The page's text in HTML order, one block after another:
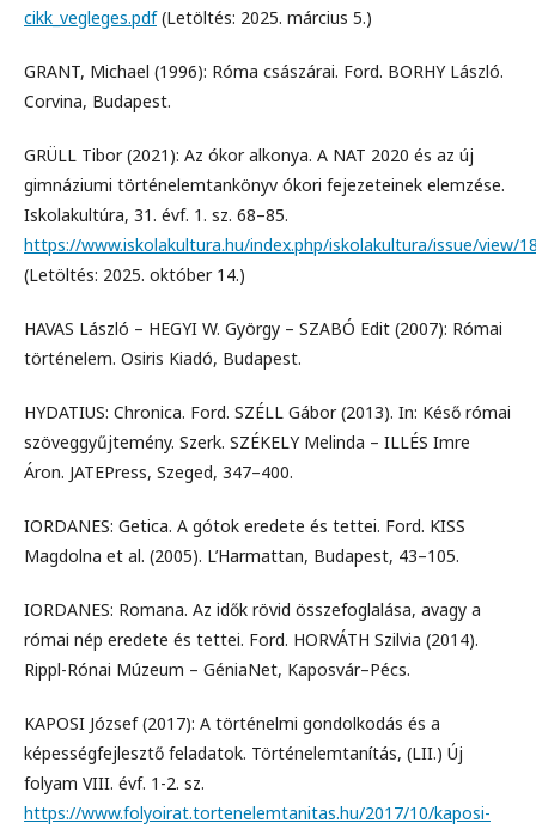
cikk_vegleges.pdf(Letöltés: 2025. március 5.)
GRANT, Michael (1996): Róma császárai. Ford. BORHY László.
Corvina, Budapest.
GRÜLL Tibor (2021): Az ókor alkonya. A NAT 2020 és az új
gimnáziumi történelemtankönyv ókori fejezeteinek elemzése.
Iskolakultúra, 31. évf. 1. sz. 68–85.
https://www.iskolakultura.hu/index.php/iskolakultura/issue/view/
(Letöltés: 2025. október 14.)
HAVAS László – HEGYI W. György – SZABÓ Edit (2007): Római
történelem. Osiris Kiadó, Budapest.
HYDATIUS: Chronica. Ford. SZÉLL Gábor (2013). In: Késő római
szöveggyűjtemény. Szerk. SZÉKELY Melinda – ILLÉS Imre
Áron. JATEPress, Szeged, 347–400.
IORDANES: Getica. A gótok eredete és tettei. Ford. KISS
Magdolna et al. (2005). L’Harmattan, Budapest, 43–105.
IORDANES: Romana. Az idők rövid összefoglalása, avagy a
római nép eredete és tettei. Ford. HORVÁTH Szilvia (2014).
Rippl-Rónai Múzeum – GéniaNet, Kaposvár–Pécs.
KAPOSI József (2017): A történelmi gondolkodás és a
képességfejlesztő feladatok. Történelemtanítás, (LII.) Új
folyam VIII. évf. 1-2. sz.
https://www.folyoirat.tortenelemtanitas.hu/2017/10/kaposi-